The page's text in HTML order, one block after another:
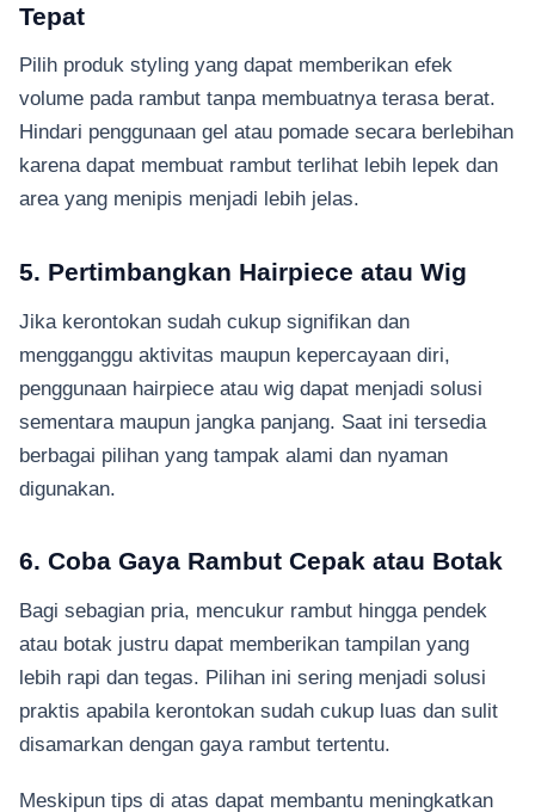
Tepat
Pilih produk styling yang dapat memberikan efek
volume pada rambut tanpa membuatnya terasa berat.
Hindari penggunaan gel atau pomade secara berlebihan
karena dapat membuat rambut terlihat lebih lepek dan
area yang menipis menjadi lebih jelas.
5. Pertimbangkan Hairpiece atau Wig
Jika kerontokan sudah cukup signifikan dan
mengganggu aktivitas maupun kepercayaan diri,
penggunaan hairpiece atau wig dapat menjadi solusi
sementara maupun jangka panjang. Saat ini tersedia
berbagai pilihan yang tampak alami dan nyaman
digunakan.
6. Coba Gaya Rambut Cepak atau Botak
Bagi sebagian pria, mencukur rambut hingga pendek
atau botak justru dapat memberikan tampilan yang
lebih rapi dan tegas. Pilihan ini sering menjadi solusi
praktis apabila kerontokan sudah cukup luas dan sulit
disamarkan dengan gaya rambut tertentu.
Meskipun tips di atas dapat membantu meningkatkan